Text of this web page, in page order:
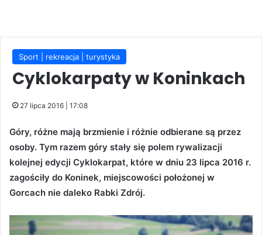
Sport | rekreacja | turystyka
Cyklokarpaty w Koninkach
27 lipca 2016 | 17:08
Góry, różne mają brzmienie i różnie odbierane są przez
osoby. Tym razem góry stały się polem rywalizacji
kolejnej edycji Cyklokarpat, które w dniu 23 lipca 2016 r.
zagościły do Koninek, miejscowości położonej w
Gorcach nie daleko Rabki Zdrój.